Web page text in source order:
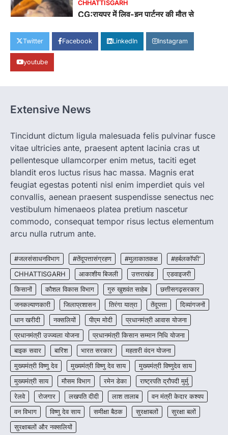
CHHATTISGARH
CG:रायपुर में लिव-इन पार्टनर की मौत से
More Khabar August 6, 2026
रायपुर। राजधानी रायपुर से एक सनसनीखेज मामला
CHHATTISGARH
More Khabar
जिसे 2018 में शुरू किया गया…
2
CHHATTISGARH
CG: शराब दुकानों में गड़बड़ी पर आबकारी
विभाग का बड़ा एक्शन
More Khabar August 6, 2026
रायपुर। छत्तीसगढ़ में शराब दुकानों में अधिक कीमत पर
बिक्री और अन्य गंभीर अनियमितताओं के…
3
CG:NEET/JEEऑनलाइन कोचिंग सुविधा हेतु
कोचिंग संस्थानों से आवेदन आमंत्रित
More Khabar August 6, 2026
रायपुर। शैक्षणिक सत्र 2026-27 में सरगुजा जिले के
शासकीय विद्यालयों में कक्षा 11वीं विज्ञान संकाय…
4
CHHATTISGARH
CG:रायपुर में लिव-इन पार्टनर की मौत से
सनसनी, हत्या का शक
More Khabar August 6, 2026
रायपुर। राजधानी रायपुर से एक सनसनीखेज मामला
सामने आया है। मुजगहन थाना क्षेत्र के बोरियाकला…
Twitter Facebook LinkedIn Instagram
youtube
Extensive News
Tincidunt dictum ligula malesuada felis pulvinar fusce
vitae ultricies ante, praesent aptent lacinia cras ut
pellentesque ullamcorper enim metus, taciti eget
blandit eros luctus risus hac massa. Magnis erat
feugiat egestas potenti nisl enim imperdiet quis vel
convallis, aenean praesent suspendisse senectus nec
vestibulum himenaeos platea pretium nascetur
commodo, consequat tempor risus lectus elementum
arcu nulla rutrum ante.
#जलसंसाधनविभाग #तेंदूपत्तासंग्रहण #मुलाकातकक्ष
#हर्बलकॉफी’
CHHATTISGARH
आकाशीय बिजली उत्तराखंड
एडवाइजरी
किसानों
कौशल विकास विभाग गुरु खुशवंत साहेब
छत्तीसगढ़सरकार
जनकल्याणकारी
जिलाप्रशासन तिरंगा यात्रा तेंदूपत्ता
दिव्यांगजनों
धान खरीदी
नक्सलियों पीएम मोदी
प्रधानमंत्री आवास योजना
प्रधानमंत्री उज्ज्वला योजना
प्रधानमंत्री किसान सम्मान निधि योजना
बाइक सवार
बारिश भारत सरकार
महतारी वंदन योजना
मुख्यमंत्री विष्णु देव
मुख्यमंत्री विष्णु देव साय
मुख्यमंत्री विष्णुदेव साय
मुख्यमंत्री साय
मौसम विभाग रमेन डेका
राष्ट्रपति द्रौपदी मुर्मु
रेलवे
रोजगार लखपति दीदी लाश तालाब
वन मंत्री केदार कश्यप
वन विभाग
विष्णु देव साय समीक्षा बैठक सुरक्षाबलों
सुरक्षा बलों
सुरक्षाबलों और नक्सलियों